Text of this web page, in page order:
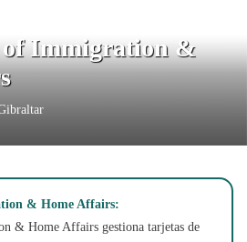
Immigration &
& Home Affairs:
& Home Affairs gestiona tarjetas de